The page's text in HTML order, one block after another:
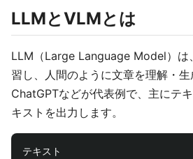
LLMとVLMとは
LLM（Large Language Model）は
習し、人間のように文章を理解・生
ChatGPTなどが代表例で、主にテ
キストを出力します。
テキスト